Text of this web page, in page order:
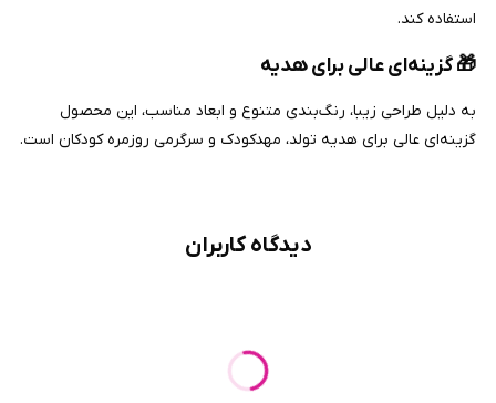
استفاده کند.
🎁گزینه‌ای عالی برای هدیه
به دلیل طراحی زیبا، رنگ‌بندی متنوع و ابعاد مناسب، این محصول
گزینه‌ای عالی برای هدیه تولد، مهدکودک و سرگرمی روزمره کودکان است.
دیدگاه کاربران